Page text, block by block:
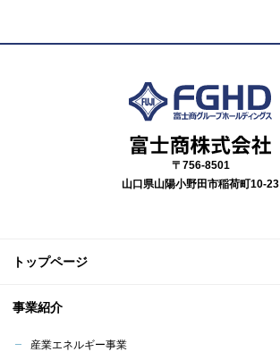
〒756-8501
山口県山陽小野田市稲荷町10-23
トップページ
事業紹介
産業エネルギー事業